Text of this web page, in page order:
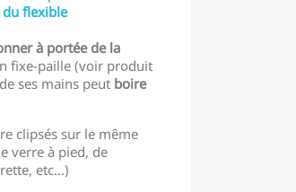
du flexible
à portée de la
fixe-paille (voir produit
ses mains peut boire
clipsés sur le même
verre à pied, de
etc...)